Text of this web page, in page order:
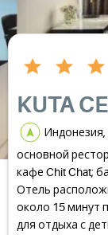
KUTA
Индонезия,
основной
кафе Chit Chat;
Отель
около 15 минут
для отдыха с